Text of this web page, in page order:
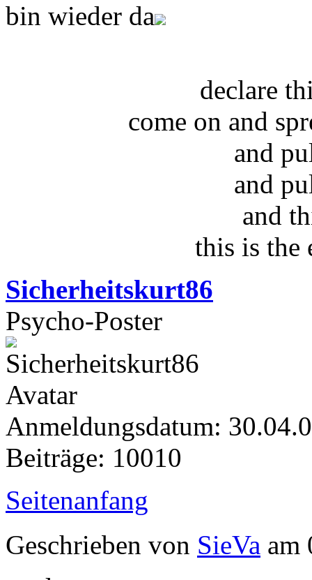
bin wieder da
declare
come on and
and
and
and
this is the
Sicherheitskurt86
Psycho-Poster
Anmeldungsdatum:
Beiträge: 10010
Seitenanfang
Geschrieben von SieVa am